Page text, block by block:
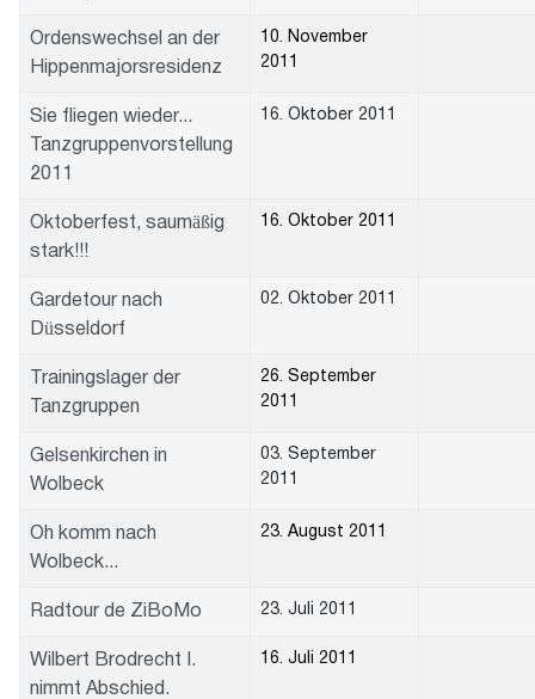
Ordenswechsel an der
Hippenmajorsresidenz
10. November
2011
Sie fliegen wieder...
Tanzgruppenvorstellung
2011
16. Oktober 2011
Oktoberfest, saumäßig
stark!!!
16. Oktober 2011
Gardetour nach
Düsseldorf
02. Oktober 2011
Trainingslager der
Tanzgruppen
26. September
2011
Gelsenkirchen in
Wolbeck
03. September
2011
Oh komm nach
Wolbeck...
23. August 2011
Radtour de ZiBoMo 23. Juli 2011
Wilbert Brodrecht I.
nimmt Abschied.
16. Juli 2011